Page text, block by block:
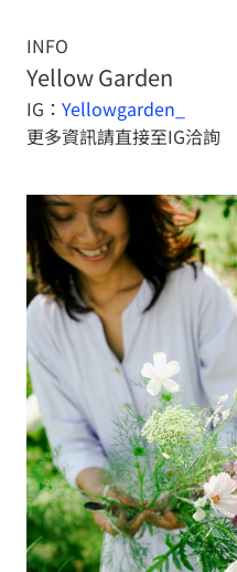
INFO
Yellow Garden
IG： Yellowgarden_
更多資訊請直接至IG洽詢